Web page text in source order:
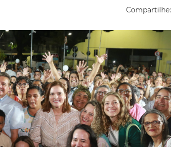
Compartilhe: